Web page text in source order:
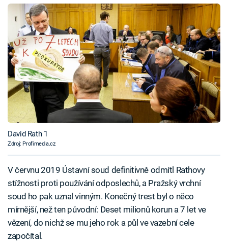
David Rath 1
Zdroj: Profimedia.cz
V červnu 2019 Ústavní soud definitivně odmítl Rathovy
stížnosti proti používání odposlechů, a Pražský vrchní
soud ho pak uznal vinným. Konečný trest byl o něco
mírnější, než ten původní: Deset milionů korun a 7 let ve
vězení, do nichž se mu jeho rok a půl ve vazební cele
započítal.